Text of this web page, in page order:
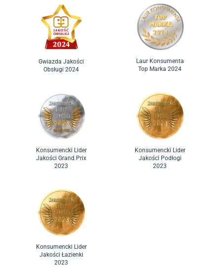
Gwiazda Jakości
Obsługi 2024
Laur Konsumenta
Top Marka 2024
Konsumencki Lider
Jakości Grand Prix
2023
Konsumencki Lider
Jakości Podłogi
2023
Konsumencki Lider
Jakości Łazienki
2023